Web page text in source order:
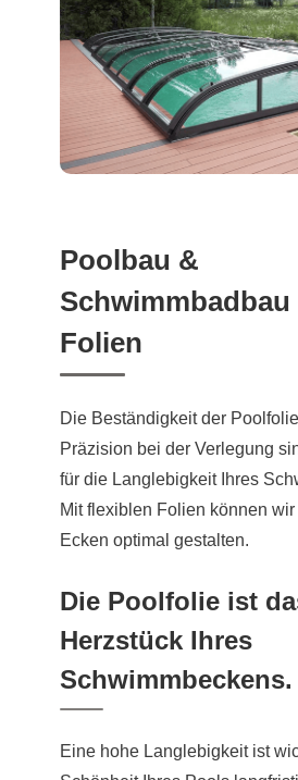
Poolbau &
Schwimmbadbau
Folien
Die Beständigkeit der
Präzision bei der Verlegung
für die Langlebigkeit Ihres
Mit flexiblen Folien können
Ecken optimal gestalten.
Die Poolfolie ist
Herzstück Ihres
Schwimmbeckens.
Eine hohe Langlebigkeit ist